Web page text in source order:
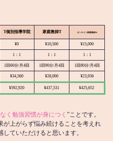
T個別指導学院 家庭教師T オンライン家庭教師M
¥0 ¥10,500 ¥15,000
1：1 1：1 1：1
1回60分/月4回 1回90分/月4回 1回80分/月4回
¥34,560 ¥28,000 ¥23,936
¥592,920 ¥437,531 ¥425,652
く勉強習慣が身につく ”ことです。
が上がらず悩み続けることを考えれ
ていただけると思います。